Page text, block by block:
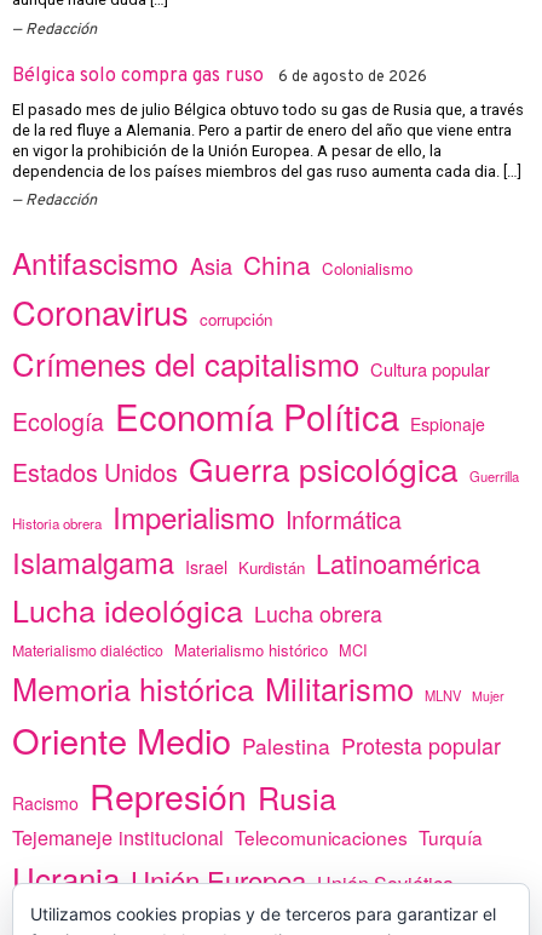
Redacción
Bélgica solo compra gas ruso 6 de agosto de 2026
El pasado mes de julio Bélgica obtuvo todo su gas de Rusia que, a través
de la red fluye a Alemania. Pero a partir de enero del año que viene entra
en vigor la prohibición de la Unión Europea. A pesar de ello, la
dependencia de los países miembros del gas ruso aumenta cada dia. […]
Redacción
Antifascismo Asia China Colonialismo
Coronavirus corrupción
Crímenes del capitalismo Cultura popular
Ecología Economía Política Espionaje
Estados Unidos Guerra psicológica Guerrilla
Historia obrera Imperialismo Informática
Islamalgama Israel Kurdistán Latinoamérica
Lucha ideológica Lucha obrera
Materialismo dialéctico Materialismo histórico MCI
Memoria histórica Militarismo MLNV Mujer
Oriente Medio Palestina Protesta popular
Racismo Represión Rusia
Tejemaneje institucional Telecomunicaciones Turquía
Ucrania Unión Europea Unión Soviética
vacunas África
Utilizamos cookies propias y de terceros para garantizar el